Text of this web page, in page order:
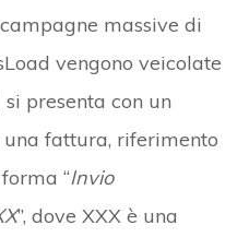
massive di
vengono veicolate
presenta con un
fattura, riferimento
“Invio
”, dove XXX è una